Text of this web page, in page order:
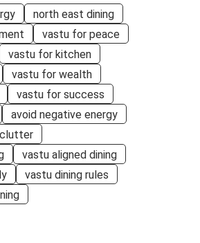
north east dining
vastu for peace
vastu for kitchen
vastu for wealth
vastu for success
avoid negative energy
clutter
vastu aligned dining
vastu dining rules